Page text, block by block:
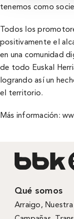
tenemos como
Todos los
positivamente el
en una comunidad
de todo Euskal
logrando así­ un
el territorio.
Más información:
Qué somos
Arraigo,